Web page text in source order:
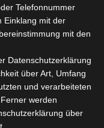
Telefonnummer
Einklang mit der
mit den
Datenschutzerklärung
über Art, Umfang
und verarbeiteten
werden
über